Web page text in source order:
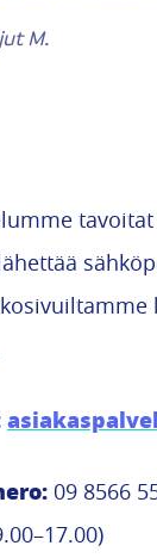
M.
09 8566